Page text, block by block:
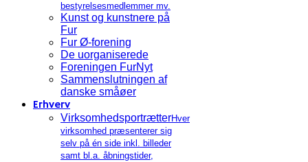
bestyrelsesmedlemmer mv.
Kunst og kunstnere på
Fur
Fur Ø-forening
De uorganiserede
Foreningen FurNyt
Sammenslutningen af
danske småøer
Erhverv
VirksomhedsportrætterHver
virksomhed præsenterer sig
selv på én side inkl. billeder
samt bl.a. åbningstider,